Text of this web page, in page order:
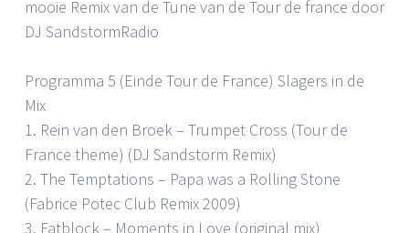
mooie Remix van de Tune van de Tour de france door
DJ SandstormRadio
Programma 5 (Einde Tour de France) Slagers in de
Mix
1. Rein van den Broek – Trumpet Cross (Tour de
France theme) (DJ Sandstorm Remix)
2. The Temptations – Papa was a Rolling Stone
(Fabrice Potec Club Remix 2009)
3. Fatblock – Moments in Love (original mix)